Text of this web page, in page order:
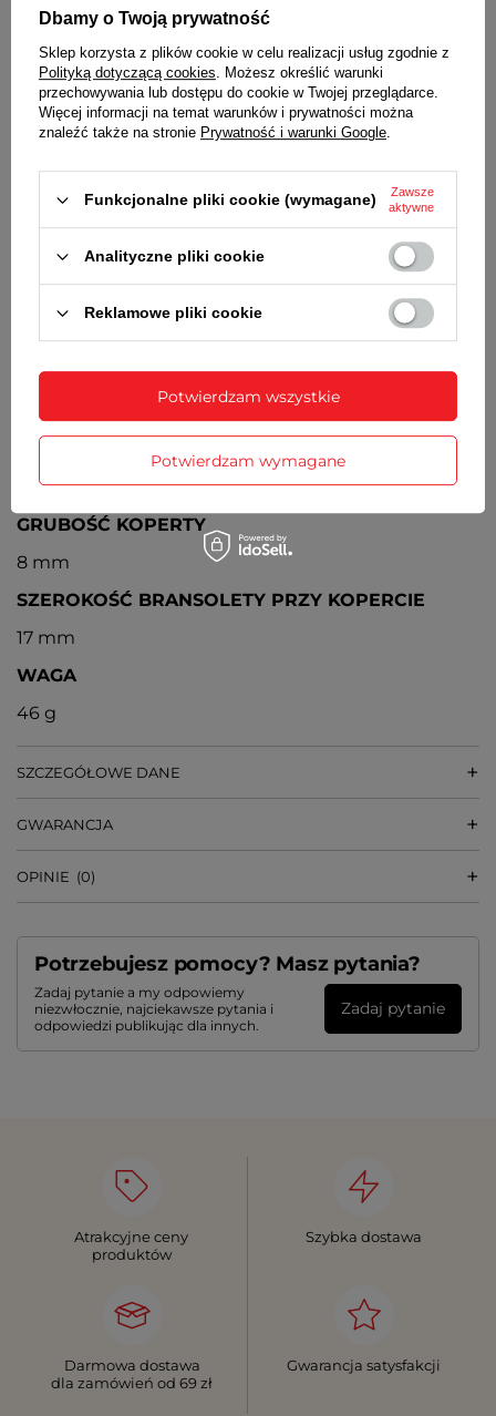
TARCZA
Kolor biały, czarne czytelne wskazówki i cyfry
arabskie
BRANSOLETA
Wykonana ze stali nierdzewnej, kolor złoty,
ZAPIĘCIE
Orientacyjny czas działania zegarka bez
konieczności wymiany baterii - 3 lata
MECHANIZM
ŚREDNICA KOPERTY
36 mm
GRUBOŚĆ KOPERTY
8 mm
SZEROKOŚĆ BRANSOLETY PRZY KOPERCIE
17 mm
WAGA
46 g
SZCZEGÓŁOWE DANE
GWARANCJA
OPINIE (0)
Potrzebujesz pomocy? Masz pytania?
Zadaj pytanie a my odpowiemy
niezwłocznie, najciekawsze pytania i
odpowiedzi publikując dla innych.
Zadaj pytanie
Atrakcyjne ceny
produktów
Szybka dostawa
Darmowa dostawa
dla zamówień od 69 zł
Gwarancja satysfakcji
Dbamy o Twoją prywatność
Sklep korzysta z plików cookie w celu realizacji usług zgodnie z
Polityką dotyczącą cookies. Możesz określić warunki
przechowywania lub dostępu do cookie w Twojej przeglądarce.
Więcej informacji na temat warunków i prywatności można
znaleźć także na stronie Prywatność i warunki Google.
Funkcjonalne pliki cookie (wymagane)
Zawsze
aktywne
Analityczne pliki cookie
Reklamowe pliki cookie
Potwierdzam wymagane
Potwierdzam wszystkie